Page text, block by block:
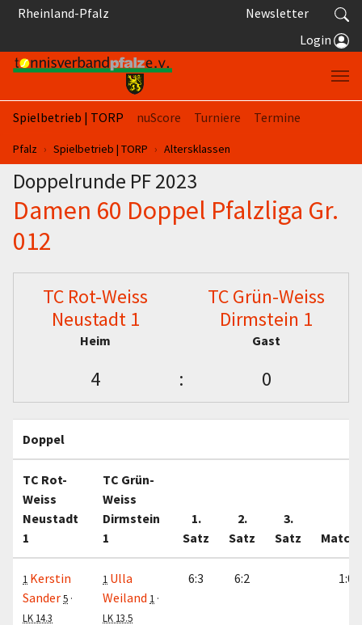
Springe zum Seiteninhalt
Rheinland-Pfalz
Newsletter
Login
Spielbetrieb | TORP nuScore Turniere
Termine
Sie sind hier:
Pfalz Spielbetrieb | TORP Altersklassen
Doppelrunde PF 2023
Damen 60 Doppel Pfalzliga Gr.
012
TC Rot-Weiss
Neustadt 1
Heim
TC Grün-Weiss
Dirmstein 1
Gast
4 : 0
Doppel
TC Rot-
Weiss
Neustadt
1
TC Grün-
Weiss
Dirmstein
1
1.
Satz
2.
Satz
3.
Satz
1 Kerstin
Sander5 ·
LK 14.3
1 Ulla
Weiland 1 ·
LK 13.5
6:3 6:2 1:0